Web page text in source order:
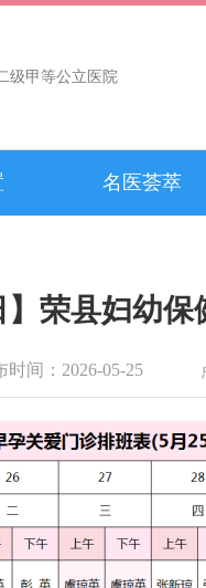
级甲等公立医院
名医荟萃
】荣县妇幼
时间： 2026-05-25